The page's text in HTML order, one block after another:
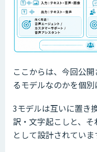
ここからは、今回公
るモデルなのかを個別
3モデルは互いに置き
訳・文字起こしと、
として設計されていま